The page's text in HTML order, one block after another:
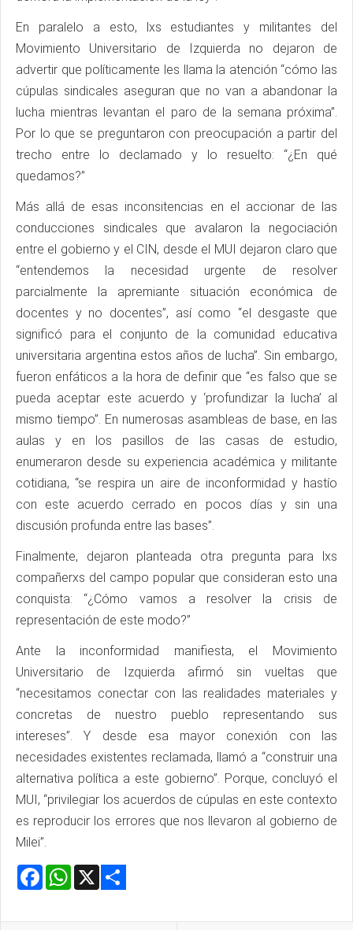
En paralelo a esto, lxs estudiantes y militantes del
Movimiento Universitario de Izquierda no dejaron de
advertir que políticamente les llama la atención “cómo las
cúpulas sindicales aseguran que no van a abandonar la
lucha mientras levantan el paro de la semana próxima”.
Por lo que se preguntaron con preocupación a partir del
trecho entre lo declamado y lo resuelto: “¿En qué
quedamos?”
Más allá de esas inconsitencias en el accionar de las
conducciones sindicales que avalaron la negociación
entre el gobierno y el CIN, desde el MUI dejaron claro que
“entendemos la necesidad urgente de resolver
parcialmente la apremiante situación económica de
docentes y no docentes”, así como “el desgaste que
significó para el conjunto de la comunidad educativa
universitaria argentina estos años de lucha”. Sin embargo,
fueron enfáticos a la hora de definir que “es falso que se
pueda aceptar este acuerdo y ‘profundizar la lucha’ al
mismo tiempo”. En numerosas asambleas de base, en las
aulas y en los pasillos de las casas de estudio,
enumeraron desde su experiencia académica y militante
cotidiana, “se respira un aire de inconformidad y hastío
con este acuerdo cerrado en pocos días y sin una
discusión profunda entre las bases”.
Finalmente, dejaron planteada otra pregunta para lxs
compañerxs del campo popular que consideran esto una
conquista: “¿Cómo vamos a resolver la crisis de
representación de este modo?”
Ante la inconformidad manifiesta, el Movimiento
Universitario de Izquierda afirmó sin vueltas que
“necesitamos conectar con las realidades materiales y
concretas de nuestro pueblo representando sus
intereses”. Y desde esa mayor conexión con las
necesidades existentes reclamada, llamó a “construir una
alternativa política a este gobierno”. Porque, concluyó el
MUI, “privilegiar los acuerdos de cúpulas en este contexto
es reproducir los errores que nos llevaron al gobierno de
Milei”.
Facebook
WhatsApp